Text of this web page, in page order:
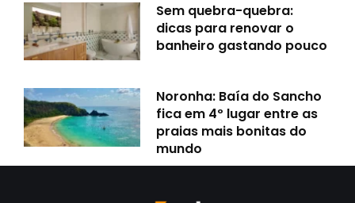
Sem quebra-quebra:
dicas para renovar o
banheiro gastando pouco
Noronha: Baía do Sancho
fica em 4º lugar entre as
praias mais bonitas do
mundo